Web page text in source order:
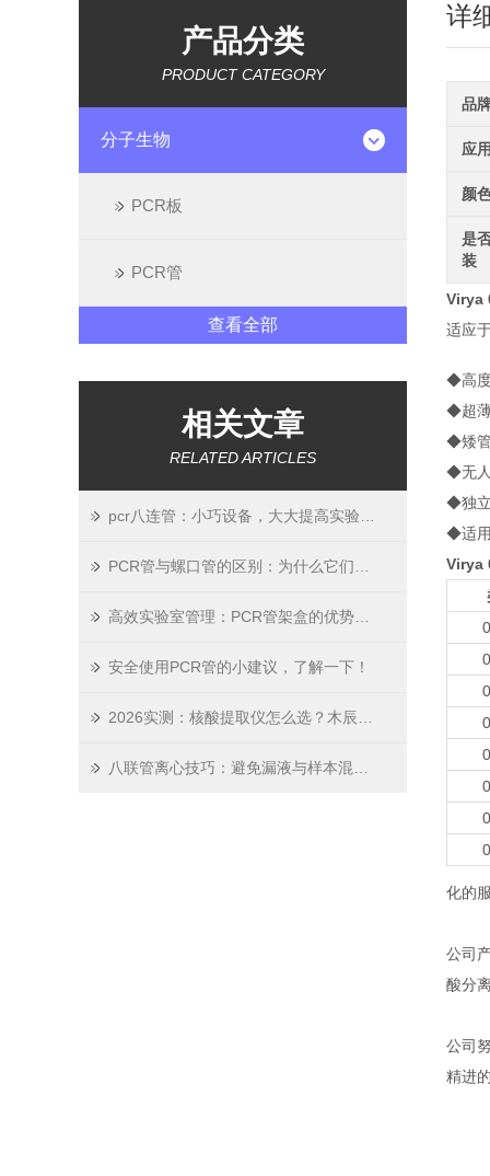
产品分类
PRODUCT CATEGORY
分子生物
PCR板
PCR管
查看全部
相关文章
RELATED ARTICLES
安全使用PCR管的小建议，了解一下！
详
品
应
颜
是
装
Virya
适应
◆高度
◆超薄
◆矮管
◆无人
◆独立
◆适用
Virya
化的
公司
酸分
公司
精进